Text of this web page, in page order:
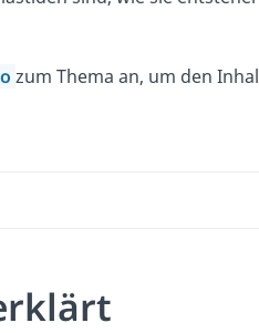
zum Thema an, um den